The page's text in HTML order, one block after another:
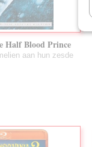
Half Blood Prince
aan hun zesde